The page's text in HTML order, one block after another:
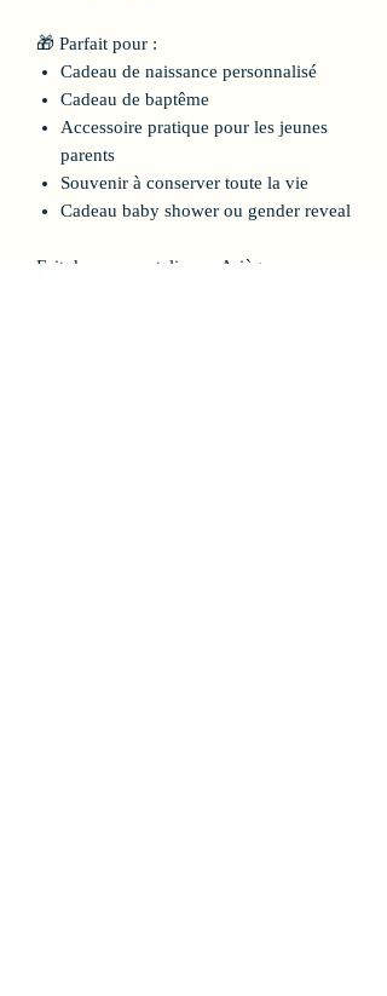
🎁 Parfait pour :
Cadeau de naissance personnalisé
Cadeau de baptême
Accessoire pratique pour les jeunes
parents
Souvenir à conserver toute la vie
Cadeau baby shower ou gender reveal
Fait dans mon atelier en Ariège.